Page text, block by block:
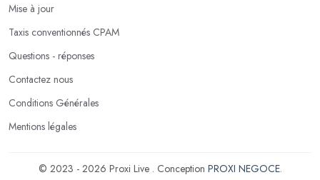
Mise à jour
Taxis conventionnés CPAM
Questions - réponses
Contactez nous
Conditions Générales
Mentions légales
© 2023 - 2026 Proxi Live . Conception PROXI NEGOCE.